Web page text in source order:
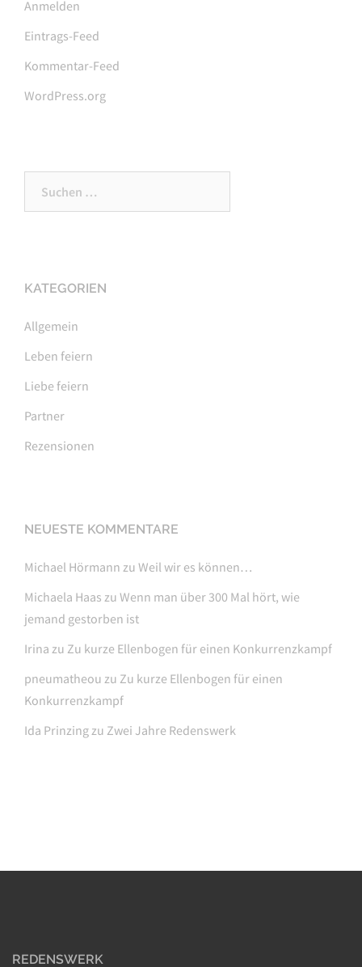
Anmelden
Eintrags-Feed
Kommentar-Feed
WordPress.org
KATEGORIEN
Allgemein
Leben feiern
Liebe feiern
Partner
Rezensionen
NEUESTE KOMMENTARE
Michael Hörmann zu Weil wir es können…
Michaela Haas zu Wenn man über 300 Mal hört, wie
jemand gestorben ist
Irina zu Zu kurze Ellenbogen für einen Konkurrenzkampf
pneumatheou zu Zu kurze Ellenbogen für einen
Konkurrenzkampf
Ida Prinzingzu Zwei Jahre Redenswerk
REDENSWERK